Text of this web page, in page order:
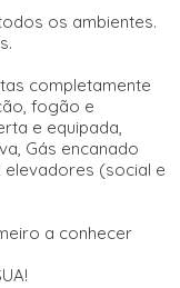
os ambientes.
completamente
fogão e
e equipada,
Gás encanado
elevadores (social e
a conhecer